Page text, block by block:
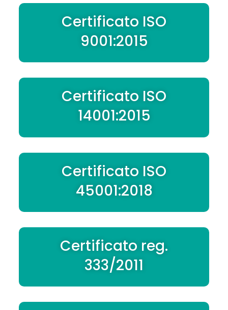
Certificato ISO
9001:2015
Certificato ISO
14001:2015
Certificato ISO
45001:2018
Certificato reg.
333/2011